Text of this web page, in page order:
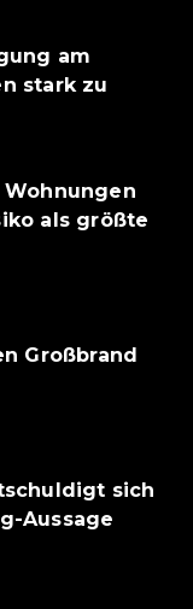
am
stark zu
als größte
Großbrand
sich
Aussage